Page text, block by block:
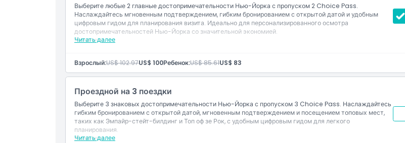
Дополнительный аддон
Вещи, которые нужно знать
Местоположение
Политика отмены
Выберите любые 2 главные достопримечательности Нью-Йорка с пропуском 2 Choice Pass.
Наслаждайтесь мгновенным подтверждением, гибким бронированием с открытой датой и удобным
цифровым гидом для планирования визита. Идеально для персонализированного осмотра
достопримечательностей Нью-Йорка со значительной экономией.
Читать далее
Включено
Цифровой гид с информацией о достопримечательностях
Мгновенное подтверждение и бронирование с открытой датой
Взрослый:US$ 102.97US$ 100Ребенок:US$ 85.61US$ 83
Проездной на 3 поездки
Выберите 3 знаковых достопримечательности Нью-Йорка с пропуском 3 Choice Pass. Наслаждайтесь
гибким бронированием с открытой датой, мгновенным подтверждением и посещением топовых мест,
таких как Эмпайр-стейт-билдинг и Топ оф зе Рок, с удобным цифровым гидом для легкого
планирования.
Читать далее
Включено